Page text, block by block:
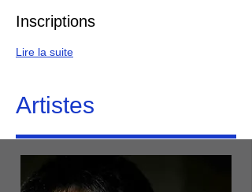
Inscriptions
Lire la suite
Artistes